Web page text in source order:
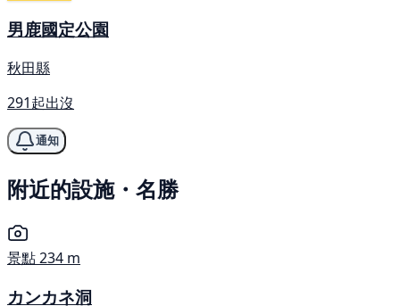
男鹿國定公園
秋田縣
291起出沒
通知
附近的設施・名勝
景點234 m
カンカネ洞